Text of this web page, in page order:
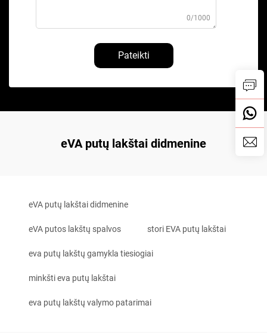
0/1000
Pateikti
eVA putų lakštai didmenine
eVA putų lakštai didmenine
eVA putos lakštų spalvos stori EVA putų lakštai
eva putų lakštų gamykla tiesiogiai
minkšti eva putų lakštai
eva putų lakštų valymo patarimai